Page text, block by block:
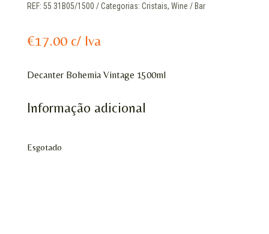
REF: 55 31B05/1500 Categorias: Cristais, Wine / Bar
€17.00 c/ Iva
Decanter Bohemia Vintage 1500ml
Informação adicional
Esgotado